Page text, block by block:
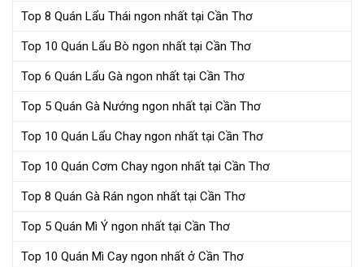
Top 8 Quán Lẩu Thái ngon nhất tại Cần Thơ
Top 10 Quán Lẩu Bò ngon nhất tại Cần Thơ
Top 6 Quán Lẩu Gà ngon nhất tại Cần Thơ
Top 5 Quán Gà Nướng ngon nhất tại Cần Thơ
Top 10 Quán Lẩu Chay ngon nhất tại Cần Thơ
Top 10 Quán Cơm Chay ngon nhất tại Cần Thơ
Top 8 Quán Gà Rán ngon nhất tại Cần Thơ
Top 5 Quán Mì Ý ngon nhất tại Cần Thơ
Top 10 Quán Mì Cay ngon nhất ở Cần Thơ